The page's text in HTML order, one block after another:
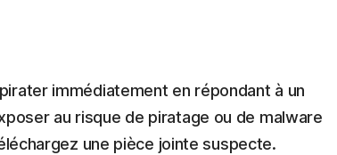
immédiatement en répondant à un
au risque de piratage ou de malware
une pièce jointe suspecte.